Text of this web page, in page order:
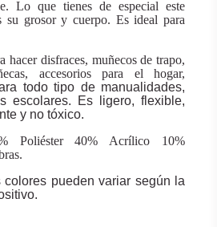
Lo que tienes de especial este
su grosor y cuerpo. Es ideal para
hacer disfraces, muñecos de trapo,
accesorios para el hogar,
todo tipo de manualidades,
escolares. Es ligero, flexible,
y no tóxico.
Poliéster 40% Acrílico 10%
colores pueden variar según la